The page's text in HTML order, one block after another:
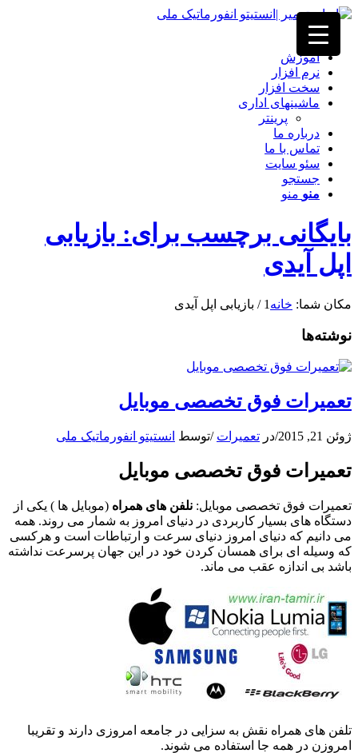
خانه
آموزش
نرم افزار
سخت افزار
ماشینهای اداری
پرینتر
درباره ما
تماس با ما
سئو سایت
جستجو
منو منو
بایگانی برچسب برای: بازیابی
اپل آیدی
مکان شما: خانه 1
/ بازیابی اپل آیدی
نوشته‌ها
تعمیرات فوق تخصصی موبایل
ژوئن 21, 2015 /در تعمیرات /توسط انستیتو انفورماتیک ملی
تعمیرات فوق تخصصی موبایل
تعمیرات فوق تخصصی موبایل: نلفن های همراه (موبایل ها ) یکی از
دستگاه های بسیار کاربردی در دنیای امروز به شمار می روند. همه
می دانیم که دنیای امروز دنیای سرعت و ارتباطات است و هرکسی
که وسیله ای برای همسان کردن خود در این جهان پرسرعت نداشته
باشد بی اندازه عقب می ماند.
تلفن های همراه نقش به سزایی در جامعه امروزی دارند و تقریبا
امروزن در همه جا استفاده می شوند.